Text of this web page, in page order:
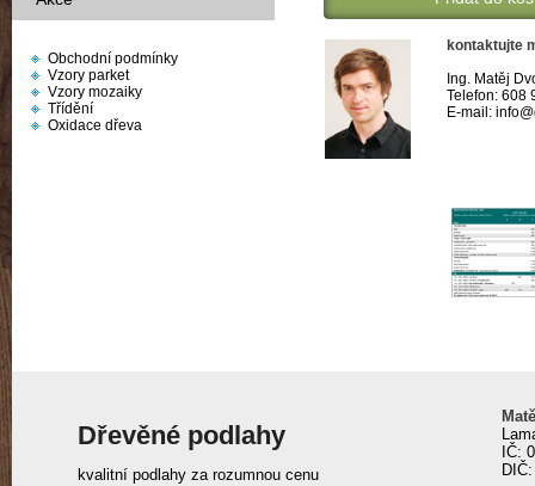
Obchodní podmínky
Vzory parket
Vzory mozaiky
Třídění
Oxidace dřeva
kontaktujte
Ing. Matěj
Telefon: 608
E-mail:
Dřevěné podlahy
kvalitní podlahy za rozumnou cenu
IČ: